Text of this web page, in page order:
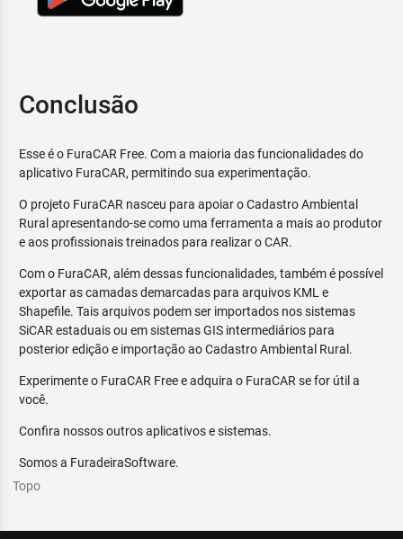
Conclusão
Esse é o FuraCAR Free. Com a maioria das funcionalidades do
aplicativo FuraCAR, permitindo sua experimentação.
O projeto FuraCAR nasceu para apoiar o Cadastro Ambiental
Rural apresentando-se como uma ferramenta a mais ao produtor
e aos profissionais treinados para realizar o CAR.
Com o FuraCAR, além dessas funcionalidades, também é possível
exportar as camadas demarcadas para arquivos KML e
Shapefile. Tais arquivos podem ser importados nos sistemas
SiCAR estaduais ou em sistemas GIS intermediários para
posterior edição e importação ao Cadastro Ambiental Rural.
Experimente o FuraCAR Free e adquira o FuraCAR se for útil a
você.
Confira nossos outros aplicativos e sistemas.
Somos a FuradeiraSoftware.
Topo